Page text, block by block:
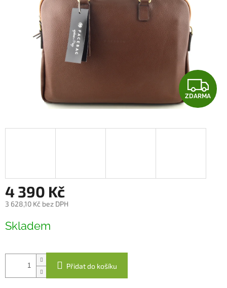
Z
D
ZDARMA
4 390 Kč
3 628,10 Kč bez DPH
cena:
Skladem
Přidat do košíku